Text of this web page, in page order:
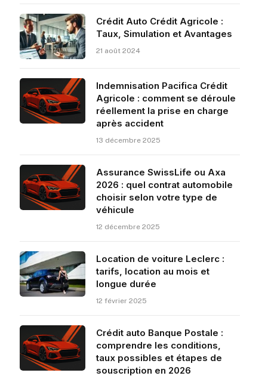
Crédit Auto Crédit Agricole :
Taux, Simulation et Avantages
21 août 2024
Indemnisation Pacifica Crédit
Agricole : comment se déroule
réellement la prise en charge
après accident
13 décembre 2025
Assurance SwissLife ou Axa
2026 : quel contrat automobile
choisir selon votre type de
véhicule
12 décembre 2025
Location de voiture Leclerc :
tarifs, location au mois et
longue durée
12 février 2025
Crédit auto Banque Postale :
comprendre les conditions,
taux possibles et étapes de
souscription en 2026